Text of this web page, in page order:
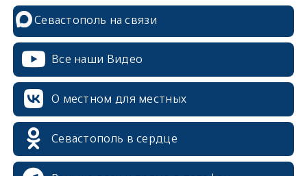
Севастополь на связи
Все наши Видео
О местном для местных
Севастополь в сердце